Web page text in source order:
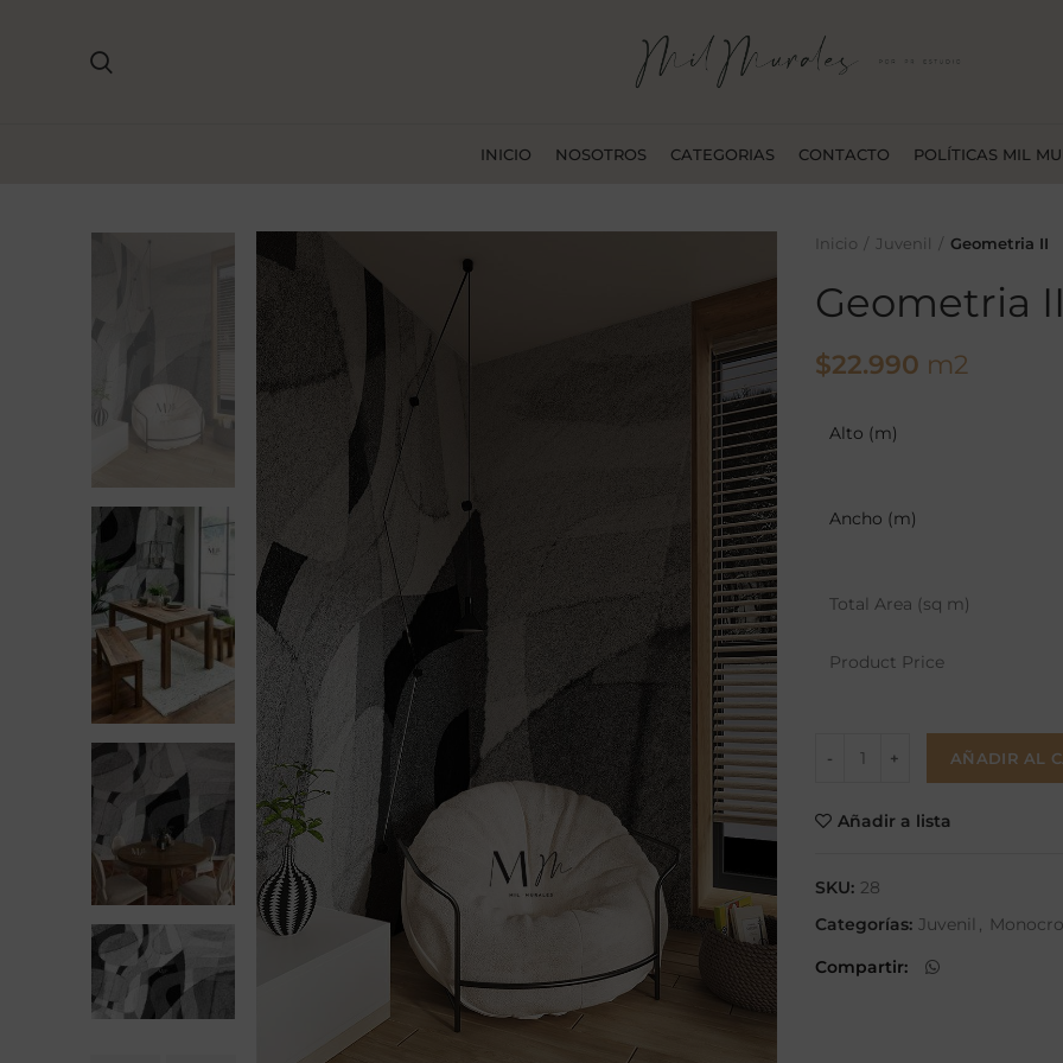
INICIO NOSOTROS CATEGORIAS CONTACTO POLÍTICAS MIL
Inicio Juvenil Geometria II
Geometria II
$22.990 m2
Alto (m)
Ancho (m)
Total Area (sq m)
Product Price
AÑADIR AL
Añadir a lista
SKU: 28
Categorías: Juvenil ,
Compartir